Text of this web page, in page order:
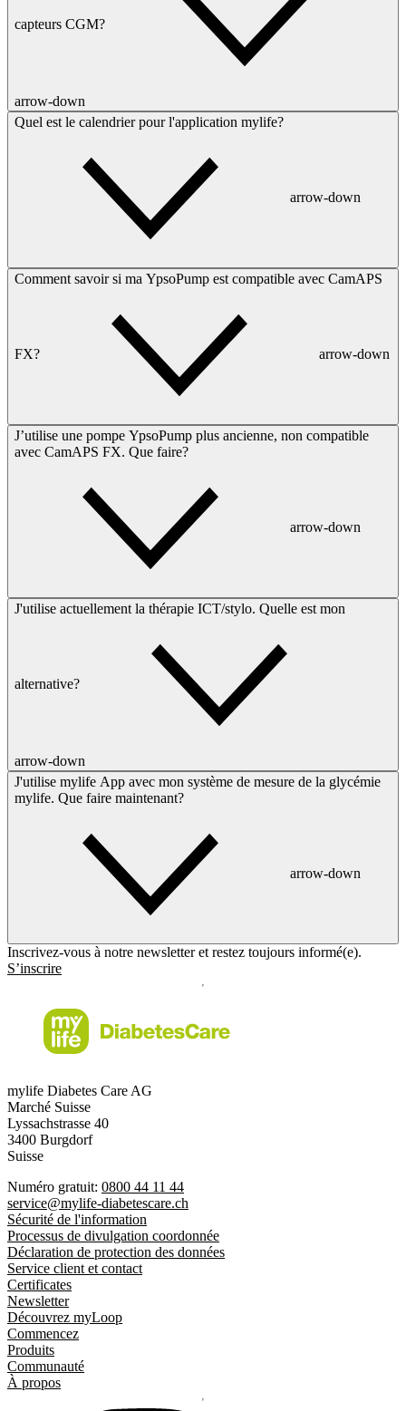
capteurs CGM?
arrow-down
Quel est le calendrier pour l'application mylife?
arrow-down
Comment savoir si ma YpsoPump est compatible avec CamAPS
FX? arrow-down
J’utilise une pompe YpsoPump plus ancienne, non compatible
avec CamAPS FX. Que faire?
arrow-down
J'utilise actuellement la thérapie ICT/stylo. Quelle est mon
alternative?
arrow-down
J'utilise mylife App avec mon système de mesure de la glycémie
mylife. Que faire maintenant?
arrow-down
Inscrivez-vous à notre newsletter et restez toujours informé(e).
S’inscrire
mylife Diabetes Care AG
Marché Suisse
Lyssachstrasse 40
3400 Burgdorf
Suisse
Numéro gratuit: 0800 44 11 44
service@mylife-diabetescare.ch
Sécurité de l'information
Processus de divulgation coordonnée
Déclaration de protection des données
Service client et contact
Certificates
Newsletter
Découvrez myLoop
Commencez
Produits
Communauté
À propos